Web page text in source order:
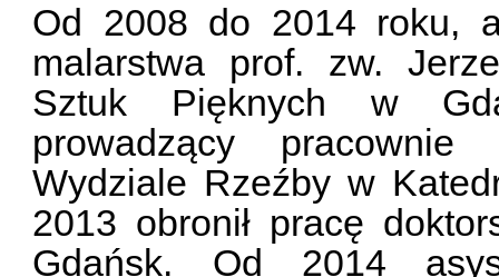
Od 2008 do 2014 roku,
malarstwa prof. zw.
Sztuk Pięknych w
prowadzący
Wydziale Rzeźby w
2013 obronił pracę
Gdańsk. Od 2014